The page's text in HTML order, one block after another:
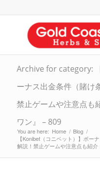
Archive for category:
ーナス出金条件（賭け
禁止ゲームや注意点も
ワン』 – 809
You are here: Home / Blog /
【Konibet（コニベット）】ボー
解説！禁止ゲームや注意点も紹介